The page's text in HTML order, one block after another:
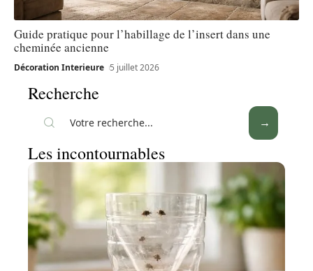
Guide pratique pour l’habillage de l’insert dans une
cheminée ancienne
Décoration Interieure 5 juillet 2026
Recherche
Les incontournables